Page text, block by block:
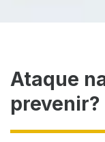
Ataque
prevenir?